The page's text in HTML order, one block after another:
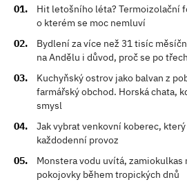
Hit letošního léta? Termoizolační
o kterém se moc nemluví
Bydlení za více než 31 tisíc
na Andělu i důvod, proč se po
Kuchyňský ostrov jako balvan z
farmářský obchod. Horská chata,
smysl
Jak vybrat venkovní koberec,
každodenní provoz
Monstera vodu uvítá, zamiokulkas
pokojovky během tropických dnů